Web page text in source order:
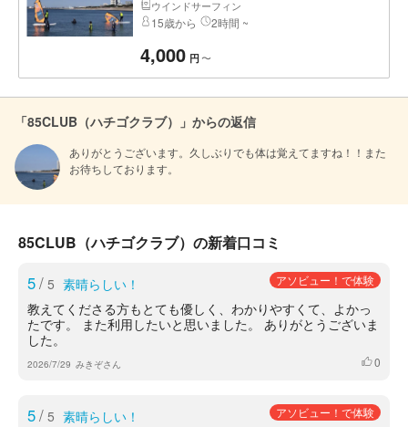
ウインドサーフィン
15歳から 2時間 ~
4,000 円 〜
「85CLUB（ハチゴクラブ）」からの返信
ありがとうございます。久しぶりでも体は覚えてますね！！また
お待ちしております。
85CLUB（ハチゴクラブ）の新着口コミ
5/ 5 素晴らしい！ アソビュー！で体験
教えてくださる方もとても優しく、わかりやすくて、よかっ
たです。 また利用したいと思いました。 ありがとうございま
した。
2026/7/29 みきぞさん いいね
0
5/ 5 素晴らしい！ アソビュー！で体験